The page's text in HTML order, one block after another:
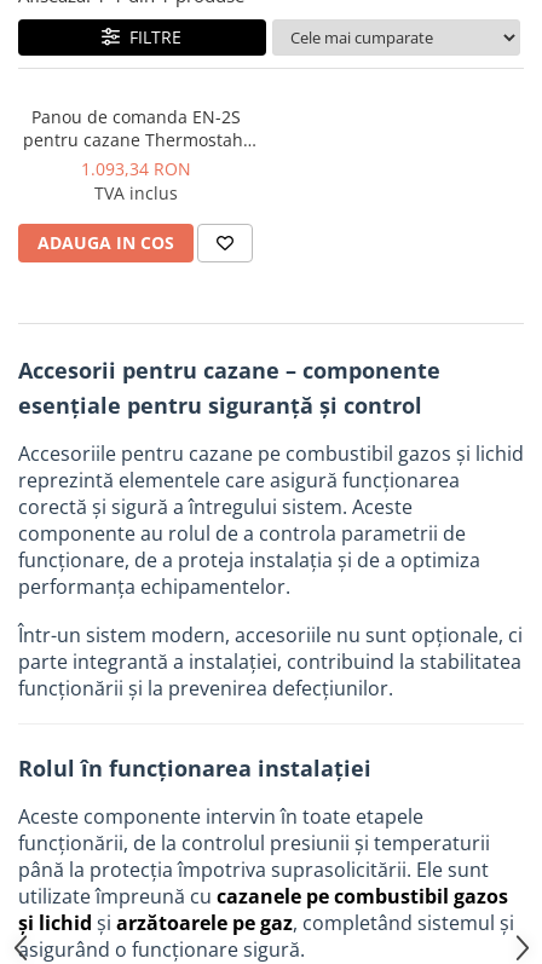
FILTRE
Panou de comanda EN-2S
pentru cazane Thermostahl
ENP
1.093,34 RON
TVA inclus
ADAUGA IN COS
Accesorii pentru cazane – componente
esențiale pentru siguranță și control
Accesoriile pentru cazane pe combustibil gazos și lichid
reprezintă elementele care asigură funcționarea
corectă și sigură a întregului sistem. Aceste
componente au rolul de a controla parametrii de
funcționare, de a proteja instalația și de a optimiza
performanța echipamentelor.
Într-un sistem modern, accesoriile nu sunt opționale, ci
parte integrantă a instalației, contribuind la stabilitatea
funcționării și la prevenirea defecțiunilor.
Rolul în funcționarea instalației
Aceste componente intervin în toate etapele
funcționării, de la controlul presiunii și temperaturii
până la protecția împotriva suprasolicitării. Ele sunt
utilizate împreună cu cazanele pe combustibil gazos
și lichid și arzătoarele pe gaz, completând sistemul și
asigurând o funcționare sigură.